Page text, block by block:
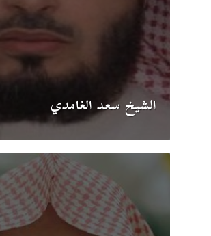
الشيخ سعد الغامدي